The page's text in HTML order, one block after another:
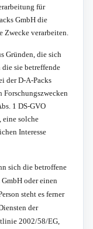
für
GmbH die
Zwecke verarbeiten.
Gründen, die sich
die sie betreffende
der D-A-Packs
Forschungszwecken
1 DS-GVO
eine solche
Interesse
sich die betroffene
oder einen
steht es ferner
der
2002/58/EG,